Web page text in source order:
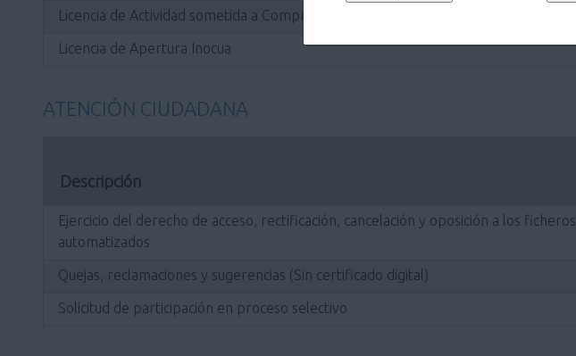
Licencia de Actividad sometida a Comprobación Ambiental
Licencia de Apertura Inocua
ATENCIÓN CIUDADANA
Descripción
Ejercicio del derecho de acceso, rectificación, cancelación y oposición a los ficheros
automatizados
Quejas, reclamaciones y sugerencias (Sin certificado digital)
Solicitud de participación en proceso selectivo